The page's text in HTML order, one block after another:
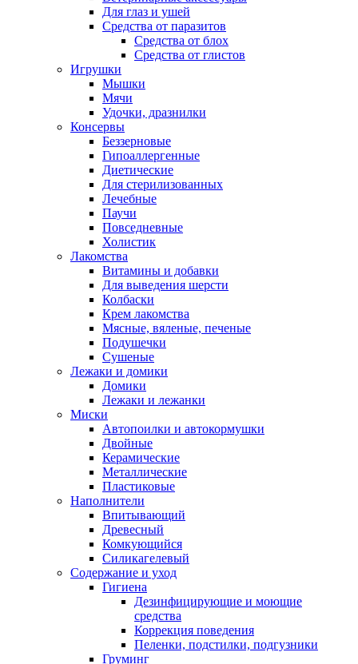
Для глаз и ушей
Средства от паразитов
Средства от блох
Средства от глистов
Игрушки
Мышки
Мячи
Удочки, дразнилки
Консервы
Беззерновые
Гипоаллергенные
Диетические
Для стерилизованных
Лечебные
Паучи
Повседневные
Холистик
Лакомства
Витамины и добавки
Для выведения шерсти
Колбаски
Крем лакомства
Мясные, вяленые, печеные
Подушечки
Сушеные
Лежаки и домики
Домики
Лежаки и лежанки
Миски
Автопоилки и автокормушки
Двойные
Керамические
Металлические
Пластиковые
Наполнители
Впитывающий
Древесный
Комкующийся
Силикагелевый
Содержание и уход
Гигиена
Дезинфицирующие и моющие
средства
Коррекция поведения
Пеленки, подстилки, подгузники
Груминг